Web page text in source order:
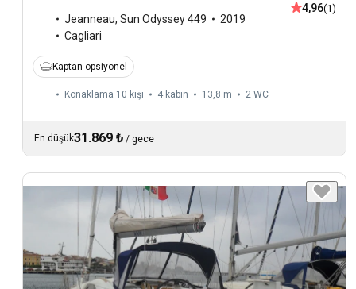
Jeanneau, Sun Odyssey 449
2019
Cagliari
4,96(1)
Kaptan opsiyonel
Konaklama 10 kişi 4 kabin 13,8 m 2 WC
En düşük31.869 ₺ / gece